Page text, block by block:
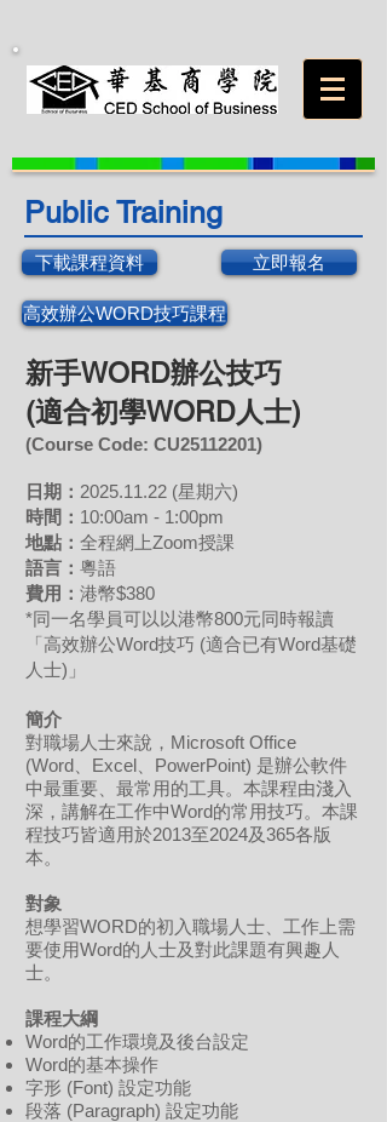
Public Training
下載課程資料 立即報名
高效辦公WORD技巧課程
新手WORD辦公技巧
(適合初學WORD人士)
(Course Code: CU25112201)
日期： 2025.11.22 (星期六)
時間： 10:00am - 1:00pm
地點： 全程網上Zoom授課
語言： 粵語
費用 ： 港幣$380
*同一名學員可以以港幣800元同時報讀
「高效辦公Word技巧 (適合已有Word基礎
人士)」
簡介
對職場人士來說，Microsoft Office
(Word、Excel、PowerPoint) 是辦公軟件
中最重要、最常用的工具。本課程由淺入
深，講解在工作中Word的常用技巧。本課
程技巧皆適用於2013至2024及365各版
本。
對象
想學習WORD的初入職場人士、工作上需
要使用Word的人士及對此課題有興趣人
士。
課程大綱
Word的工作環境及後台設定
Word的基本操作
字形 (Font) 設定功能
段落 (Paragraph) 設定功能